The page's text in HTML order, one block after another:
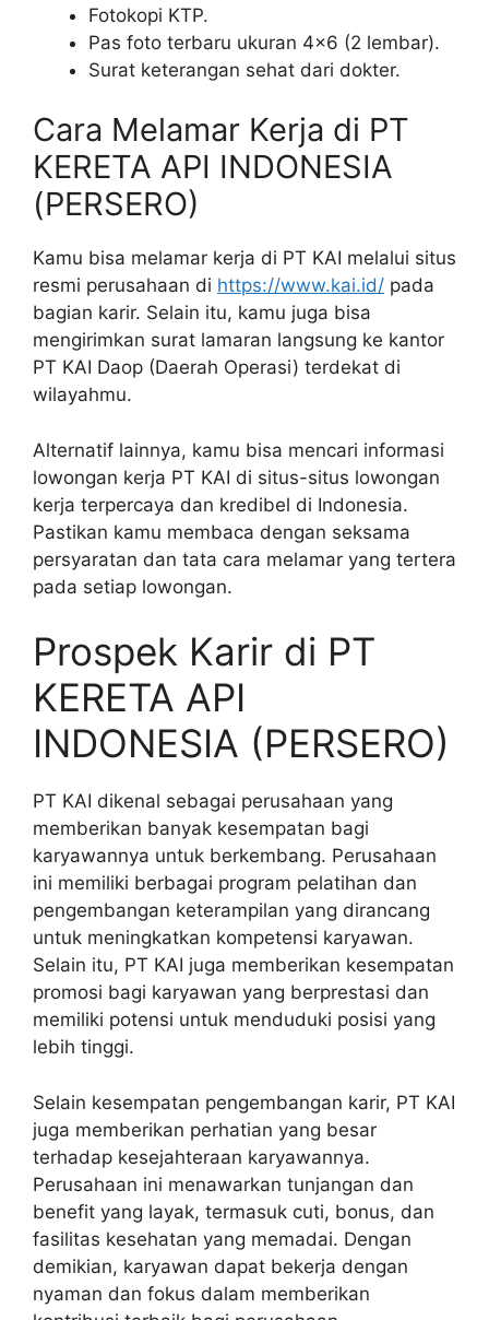
Fotokopi KTP.
Pas foto terbaru ukuran 4×6 (2 lembar).
Surat keterangan sehat dari dokter.
Cara Melamar Kerja di PT
KERETA API INDONESIA
(PERSERO)
Kamu bisa melamar kerja di PT KAI melalui situs
resmi perusahaan di https://www.kai.id/ pada
bagian karir. Selain itu, kamu juga bisa
mengirimkan surat lamaran langsung ke kantor
PT KAI Daop (Daerah Operasi) terdekat di
wilayahmu.
Alternatif lainnya, kamu bisa mencari informasi
lowongan kerja PT KAI di situs-situs lowongan
kerja terpercaya dan kredibel di Indonesia.
Pastikan kamu membaca dengan seksama
persyaratan dan tata cara melamar yang tertera
pada setiap lowongan.
Prospek Karir di PT
KERETA API
INDONESIA (PERSERO)
PT KAI dikenal sebagai perusahaan yang
memberikan banyak kesempatan bagi
karyawannya untuk berkembang. Perusahaan
ini memiliki berbagai program pelatihan dan
pengembangan keterampilan yang dirancang
untuk meningkatkan kompetensi karyawan.
Selain itu, PT KAI juga memberikan kesempatan
promosi bagi karyawan yang berprestasi dan
memiliki potensi untuk menduduki posisi yang
lebih tinggi.
Selain kesempatan pengembangan karir, PT KAI
juga memberikan perhatian yang besar
terhadap kesejahteraan karyawannya.
Perusahaan ini menawarkan tunjangan dan
benefit yang layak, termasuk cuti, bonus, dan
fasilitas kesehatan yang memadai. Dengan
demikian, karyawan dapat bekerja dengan
nyaman dan fokus dalam memberikan